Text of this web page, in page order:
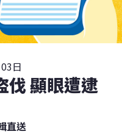
日
伐 顯眼遭逮
直送